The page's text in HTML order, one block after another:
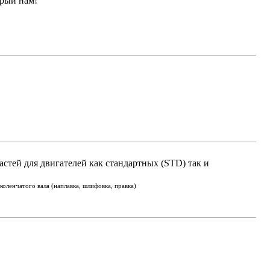
для двигателей как стандартных (STD) так и
вала (наплавка, шлифовка, правка)